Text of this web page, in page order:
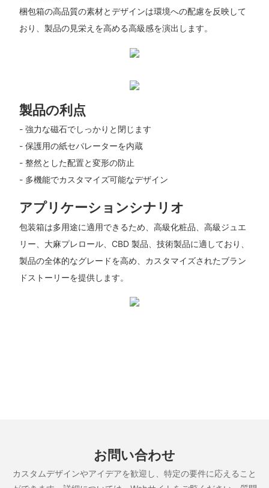
梱包箱の高品質の素材とデザインは環境への配慮を反映して
おり、製品の見栄えを高める高級感を演出します。
製品の利点
- 強力な磁石でしっかりと閉じます
- 保護用の紙セパレーターを内蔵
- 整然とした配置と変形の防止
- 多機能でカスタマイズ可能なデザイン
アプリケーションシナリオ
包装箱は多用途に適用できるため、高級化粧品、高級ジュエ
リー、大麻プレロール、CBD 製品、技術製品に適しており、
製品の全体的なグレードを高め、カスタマイズされたブラン
ドストーリーを提供します。
お問い合わせ
カスタムデザインやアイデアを歓迎し、特定の要件に応えること